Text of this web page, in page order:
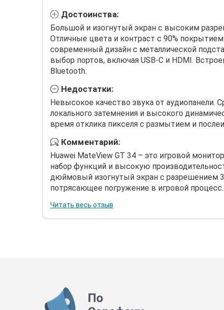
Достоинства:
Большой и изогнутый экран с высоким
Отличные цвета и контраст с 90%
современный дизайн с металлической
выбор портов, включая USB-C и HDMI.
Bluetooth.
Недостатки:
Невысокое качество звука от аудиопанели.
локального затемнения и высокого
время отклика пикселя с размытием и
Комментарий:
Huawei MateView GT 34 – это игровой
набор функций и высокую
дюймовый изогнутый экран с разрешением
потрясающее погружение в игровой
Читать весь отзыв